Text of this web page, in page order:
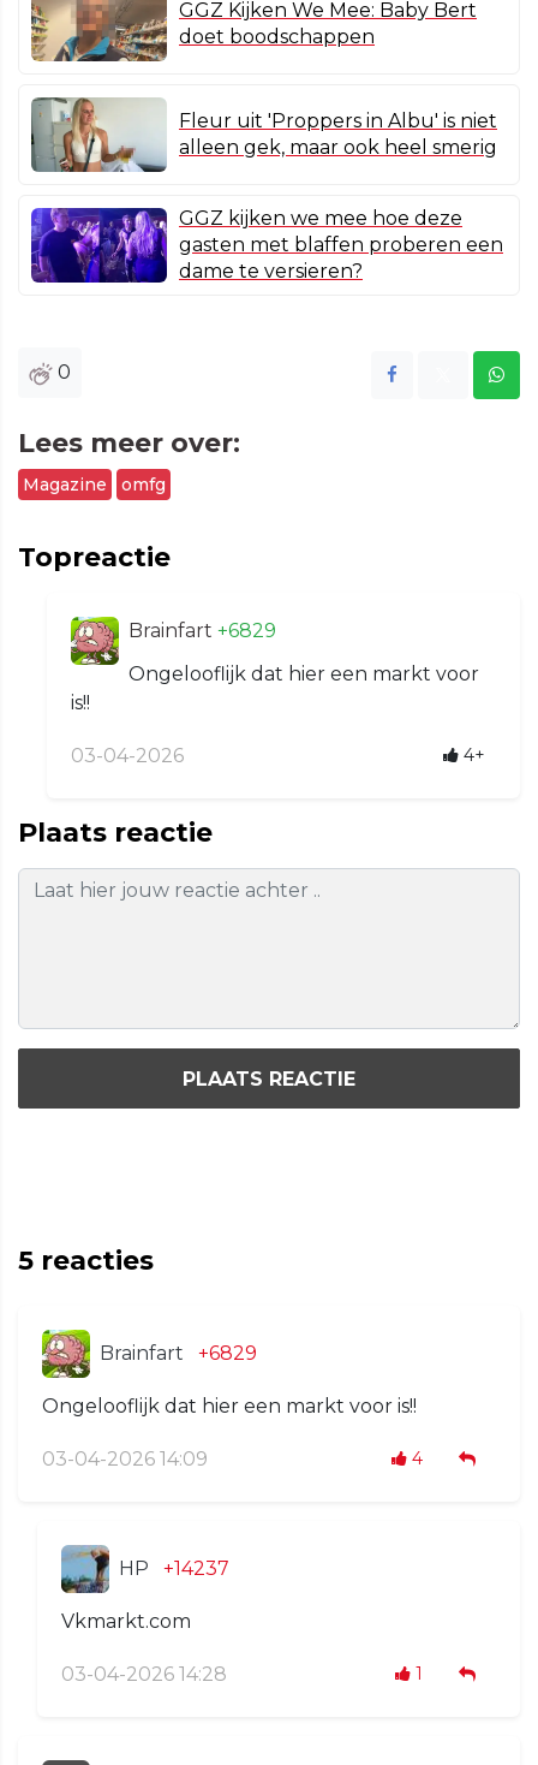
GGZ Kijken We Mee: Baby Bert
doet boodschappen
Fleur uit 'Proppers in Albu' is niet
alleen gek, maar ook heel smerig
GGZ kijken we mee hoe deze
gasten met blaffen proberen een
dame te versieren?
0
Lees meer over:
Magazine omfg
Topreactie
Brainfart +6829
Ongelooflijk dat hier een markt voor
is!!
03-04-2026 4+
Plaats reactie
PLAATS REACTIE
5 reacties
Brainfart +6829
Ongelooflijk dat hier een markt voor is!!
03-04-2026 14:09 4
HP +14237
Vkmarkt.com
03-04-2026 14:28 1